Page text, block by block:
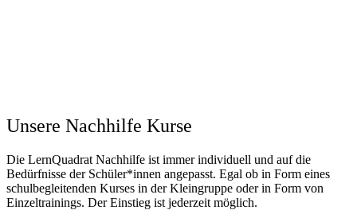
Unsere Nachhilfe Kurse
Die LernQuadrat Nachhilfe ist immer individuell und auf die
Bedürfnisse der Schüler*innen angepasst. Egal ob in Form eines
schulbegleitenden Kurses in der Kleingruppe oder in Form von
Einzeltrainings. Der Einstieg ist jederzeit möglich.